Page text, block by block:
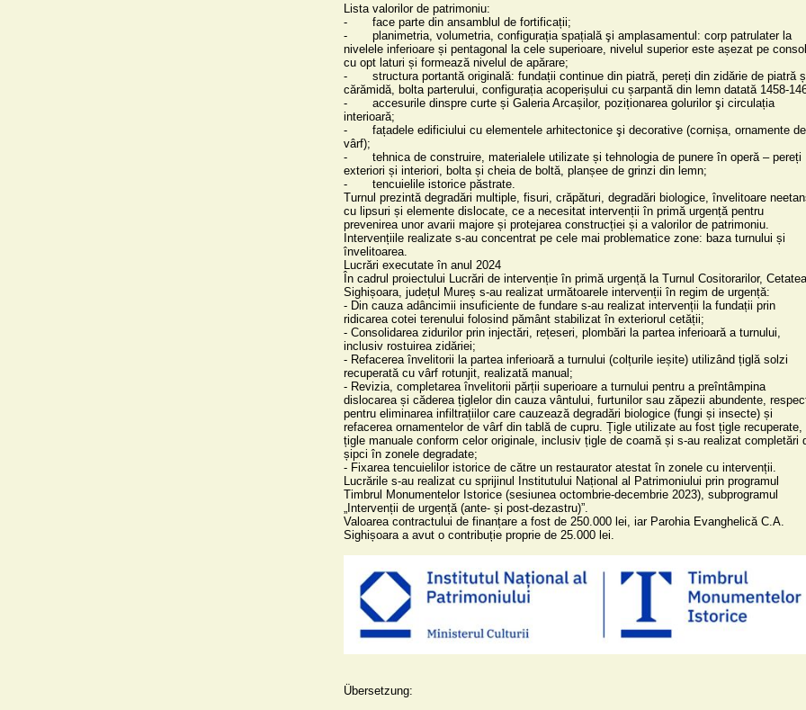
Lista valorilor de patrimoniu:
-	face parte din ansamblul de fortificații;
-	planimetria, volumetria, configurația spațială şi amplasamentul: corp patrulater la
nivelele inferioare și pentagonal la cele superioare, nivelul superior este așezat pe
cu opt laturi și formează nivelul de apărare;
-	structura portantă originală: fundații continue din piatră, pereți din zidărie de piatră și
cărămidă, bolta parterului, configurația acoperișului cu șarpantă din lemn datată 1458-
-	accesurile dinspre curte și Galeria Arcașilor, poziționarea golurilor şi circulația
interioară;
-	fațadele edificiului cu elementele arhitectonice şi decorative (cornișa, ornamente de
vârf);
-	tehnica de construire, materialele utilizate și tehnologia de punere în operă – pereți
exteriori și interiori, bolta și cheia de boltă, planșee de grinzi din lemn;
-	tencuielile istorice păstrate.
Turnul prezintă degradări multiple, fisuri, crăpături, degradări biologice, învelitoare
cu lipsuri și elemente dislocate, ce a necesitat intervenții în primă urgență pentru
prevenirea unor avarii majore și protejarea construcției și a valorilor de patrimoniu.
Intervențiile realizate s-au concentrat pe cele mai problematice zone: baza turnului și
învelitoarea.
Lucrări executate în anul 2024
În cadrul proiectului Lucrări de intervenție în primă urgență la Turnul Cositorarilor, Cetatea
Sighișoara, județul Mureș s-au realizat următoarele intervenții în regim de urgență:
- Din cauza adâncimii insuficiente de fundare s-au realizat intervenții la fundații prin
ridicarea cotei terenului folosind pământ stabilizat în exteriorul cetății;
- Consolidarea zidurilor prin injectări, rețeseri, plombări la partea inferioară a turnului,
inclusiv rostuirea zidăriei;
- Refacerea învelitorii la partea inferioară a turnului (colțurile ieșite) utilizând țiglă solzi
recuperată cu vârf rotunjit, realizată manual;
- Revizia, completarea învelitorii părții superioare a turnului pentru a preîntâmpina
dislocarea și căderea țiglelor din cauza vântului, furtunilor sau zăpezii abundente,
pentru eliminarea infiltrațiilor care cauzează degradări biologice (fungi și insecte) și
refacerea ornamentelor de vârf din tablă de cupru. Țigle utilizate au fost țigle recuperate,
țigle manuale conform celor originale, inclusiv țigle de coamă și s-au realizat completări
șipci în zonele degradate;
- Fixarea tencuielilor istorice de către un restaurator atestat în zonele cu intervenții.
Lucrările s-au realizat cu sprijinul Institutului Național al Patrimoniului prin programul
Timbrul Monumentelor Istorice (sesiunea octombrie-decembrie 2023), subprogramul
„Intervenții de urgență (ante- și post-dezastru)”.
Valoarea contractului de finanțare a fost de 250.000 lei, iar Parohia Evanghelică C.A.
Sighișoara a avut o contribuție proprie de 25.000 lei.
Übersetzung: